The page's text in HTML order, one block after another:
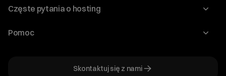
Regulaminy i specyfikacje
WordPress
Audyt stron
Domeny
Hosting dla WooCommerce
Częste pytania o hosting
Jak przenieść stronę?
Pomoc
Skontaktuj się z nami